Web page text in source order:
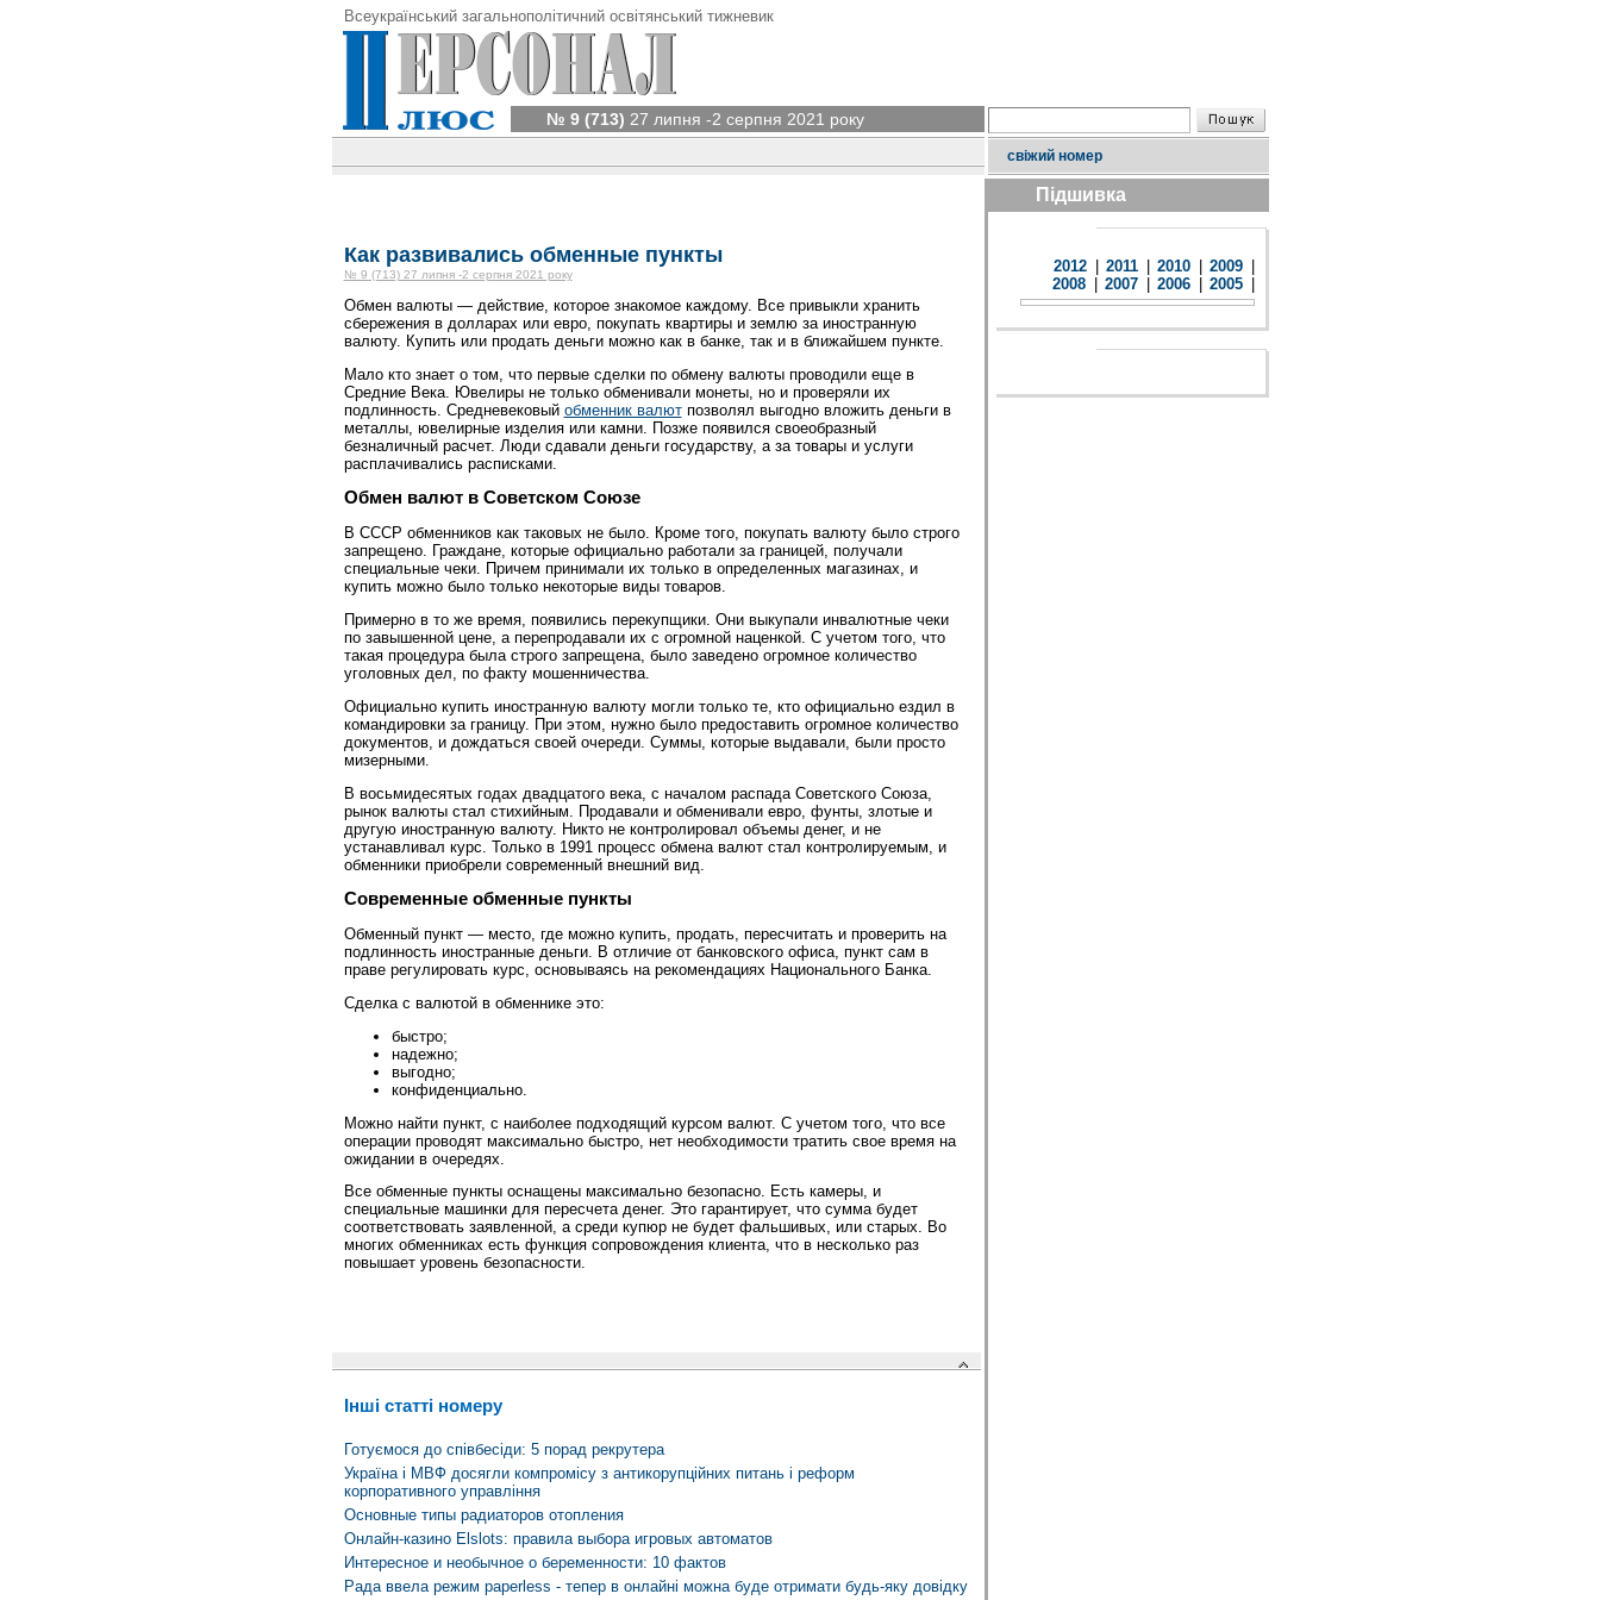
Всеукраїнський загальнополітичний освітянський тижневик
№ 9 (713) 27 липня -2 серпня 2021 року
свіжий номер
Как развивались обменные пункты
№ 9 (713) 27 липня -2 серпня 2021 року
Обмен валюты — действие, которое знакомое каждому. Все привыкли хранить
сбережения в долларах или евро, покупать квартиры и землю за иностранную
валюту. Купить или продать деньги можно как в банке, так и в ближайшем пункте.
Мало кто знает о том, что первые сделки по обмену валюты проводили еще в
Средние Века. Ювелиры не только обменивали монеты, но и проверяли их
подлинность. Средневековый обменник валютпозволял выгодно вложить деньги в
металлы, ювелирные изделия или камни. Позже появился своеобразный
безналичный расчет. Люди сдавали деньги государству, а за товары и услуги
расплачивались расписками.
Обмен валют в Советском Союзе
В СССР обменников как таковых не было. Кроме того, покупать валюту было строго
запрещено. Граждане, которые официально работали за границей, получали
специальные чеки. Причем принимали их только в определенных магазинах, и
купить можно было только некоторые виды товаров.
Примерно в то же время, появились перекупщики. Они выкупали инвалютные чеки
по завышенной цене, а перепродавали их с огромной наценкой. С учетом того, что
такая процедура была строго запрещена, было заведено огромное количество
уголовных дел, по факту мошенничества.
Официально купить иностранную валюту могли только те, кто официально ездил в
командировки за границу. При этом, нужно было предоставить огромное количество
документов, и дождаться своей очереди. Суммы, которые выдавали, были просто
мизерными.
В восьмидесятых годах двадцатого века, с началом распада Советского Союза,
рынок валюты стал стихийным. Продавали и обменивали евро, фунты, злотые и
другую иностранную валюту. Никто не контролировал объемы денег, и не
устанавливал курс. Только в 1991 процесс обмена валют стал контролируемым, и
обменники приобрели современный внешний вид.
Современные обменные пункты
Обменный пункт — место, где можно купить, продать, пересчитать и проверить на
подлинность иностранные деньги. В отличие от банковского офиса, пункт сам в
праве регулировать курс, основываясь на рекомендациях Национального Банка.
Сделка с валютой в обменнике это:
быстро;
надежно;
выгодно;
конфиденциально.
Можно найти пункт, с наиболее подходящий курсом валют. С учетом того, что все
операции проводят максимально быстро, нет необходимости тратить свое время на
ожидании в очередях.
Все обменные пункты оснащены максимально безопасно. Есть камеры, и
специальные машинки для пересчета денег. Это гарантирует, что сумма будет
соответствовать заявленной, а среди купюр не будет фальшивых, или старых. Во
многих обменниках есть функция сопровождения клиента, что в несколько раз
повышает уровень безопасности.
Інші статті номеру
Готуємося до співбесіди: 5 порад рекрутера
Україна і МВФ досягли компромісу з антикорупційних питань і реформ
корпоративного управління
Основные типы радиаторов отопления
Онлайн-казино Elslots: правила выбора игровых автоматов
Интересное и необычное о беременности: 10 фактов
Рада ввела режим paperless - тепер в онлайні можна буде отримати будь-яку довідку
Підшивка
2012 2011 2010 2009
2008
2007 2006 2005